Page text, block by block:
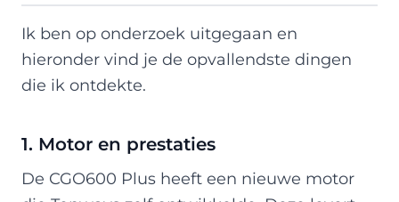
Ik ben op onderzoek uitgegaan en
hieronder vind je de opvallendste dingen
die ik ontdekte.
1. Motor en prestaties
De CGO600 Plus heeft een nieuwe motor